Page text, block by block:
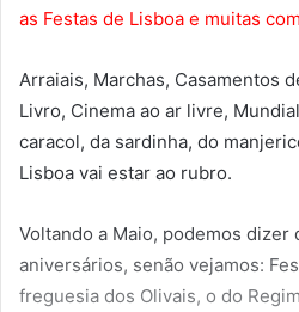
as Festas de Lisboa e muitas
Arraiais, Marchas, Casamentos
Livro, Cinema ao ar livre,
caracol, da sardinha, do
Lisboa vai estar ao rubro.
Voltando a Maio, podemos dizer
aniversários, senão vejamos:
freguesia dos Olivais, o do